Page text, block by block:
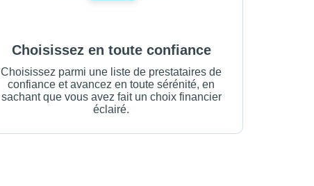
Choisissez en toute confiance
Choisissez parmi une liste de prestataires de
confiance et avancez en toute sérénité, en
sachant que vous avez fait un choix financier
éclairé.